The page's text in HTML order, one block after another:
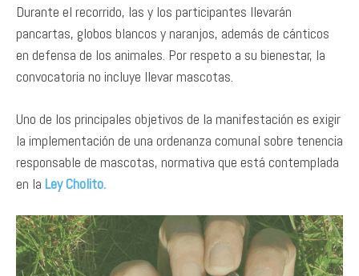
Durante el recorrido, las y los participantes llevarán
pancartas, globos blancos y naranjos, además de cánticos
en defensa de los animales. Por respeto a su bienestar, la
convocatoria no incluye llevar mascotas.
Uno de los principales objetivos de la manifestación es exigir
la implementación de una ordenanza comunal sobre tenencia
responsable de mascotas, normativa que está contemplada
en la Ley Cholito.